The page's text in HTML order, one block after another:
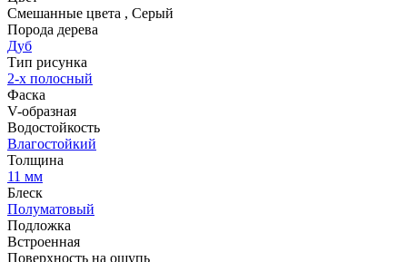
Смешанные цвета , Серый
Порода дерева
Дуб
Тип рисунка
2-х полосный
Фаска
V-образная
Водостойкость
Влагостойкий
Толщина
11 мм
Блеск
Полуматовый
Подложка
Встроенная
Поверхность на ощупь